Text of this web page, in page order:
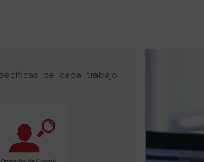
de cada trabajo